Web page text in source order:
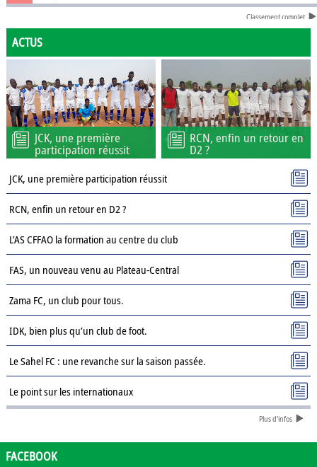
Classement complet
ACTUS
JCK, une première
participation réussit
RCN, enfin un retour en
D2 ?
JCK, une première participation réussit
RCN, enfin un retour en D2 ?
L’AS CFFAO la formation au centre du club
FAS, un nouveau venu au Plateau-Central
Zama FC, un club pour tous.
IDK, bien plus qu’un club de foot.
Le Sahel FC : une revanche sur la saison passée.
Le point sur les internationaux
Présentation des clubs de D3 : ASPC Tenkodogo
Plus d'infos
FACEBOOK